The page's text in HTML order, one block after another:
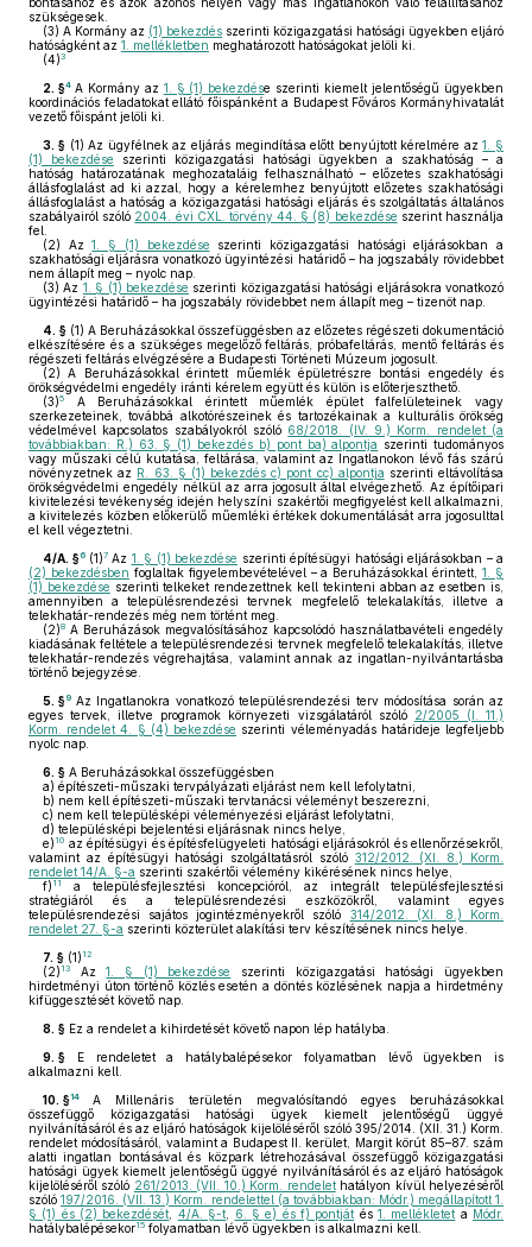
szükségesek.
(3) A Kormány az (1) bekezdés szerinti közigazgatási hatósági ügyekben eljáró
hatóságként az 1. mellékletben meghatározott hatóságokat jelöli ki.
(4)3
2. §4 A Kormány az 1. § (1) bekezdése szerinti kiemelt jelentőségű ügyekben
koordinációs feladatokat ellátó főispánként a Budapest Főváros Kormányhivatalát
vezető főispánt jelöli ki.
3. § (1) Az ügyfélnek az eljárás megindítása előtt benyújtott kérelmére az1. §
(1) bekezdése szerinti közigazgatási hatósági ügyekben a szakhatóság – a
hatóság határozatának meghozataláig felhasználható – előzetes szakhatósági
állásfoglalást ad ki azzal, hogy a kérelemhez benyújtott előzetes szakhatósági
állásfoglalást a hatóság a közigazgatási hatósági eljárás és szolgáltatás általános
szabályairól szóló 2004. évi CXL. törvény 44. § (8) bekezdése szerint használja
fel.
(2) Az1. § (1) bekezdése szerinti közigazgatási hatósági eljárásokban a
szakhatósági eljárásra vonatkozó ügyintézési határidő – ha jogszabály rövidebbet
nem állapít meg – nyolc nap.
(3) Az 1. § (1) bekezdése szerinti közigazgatási hatósági eljárásokra vonatkozó
ügyintézési határidő – ha jogszabály rövidebbet nem állapít meg – tizenöt nap.
4. § (1) A Beruházásokkal összefüggésben az előzetes régészeti dokumentáció
elkészítésére és a szükséges megelőző feltárás, próbafeltárás, mentő feltárás és
régészeti feltárás elvégzésére a Budapesti Történeti Múzeum jogosult.
(2) A Beruházásokkal érintett műemlék épületrészre bontási engedély és
örökségvédelmi engedély iránti kérelem együtt és külön is előterjeszthető.
(3)5
A Beruházásokkal érintett műemlék épület falfelületeinek vagy
szerkezeteinek, továbbá alkotórészeinek és tartozékainak a kulturális örökség
védelmével kapcsolatos szabályokról szóló 68/2018. (IV. 9.) Korm. rendelet (a
továbbiakban: R.) 63. § (1) bekezdés b) pont ba) alpontja szerinti tudományos
vagy műszaki célú kutatása, feltárása, valamint az Ingatlanokon lévő fás szárú
növényzetnek az R. 63. § (1) bekezdés c) pont cc) alpontja szerinti eltávolítása
örökségvédelmi engedély nélkül az arra jogosult által elvégezhető. Az építőipari
kivitelezési tevékenység idején helyszíni szakértői megfigyelést kell alkalmazni,
a kivitelezés közben előkerülő műemléki értékek dokumentálását arra jogosulttal
el kell végeztetni.
4/A. §6 (1)7Az 1. § (1) bekezdése szerinti építésügyi hatósági eljárásokban – a
(2) bekezdésben foglaltak figyelembevételével – a Beruházásokkal érintett,1. §
(1) bekezdése szerinti telkeket rendezettnek kell tekinteni abban az esetben is,
amennyiben a településrendezési tervnek megfelelő telekalakítás, illetve a
telekhatár-rendezés még nem történt meg.
(2)8 A Beruházások megvalósításához kapcsolódó használatbavételi engedély
kiadásának feltétele a településrendezési tervnek megfelelő telekalakítás, illetve
telekhatár-rendezés végrehajtása, valamint annak az ingatlan-nyilvántartásba
történő bejegyzése.
5. §9 Az Ingatlanokra vonatkozó településrendezési terv módosítása során az
egyes tervek, illetve programok környezeti vizsgálatáról szóló 2/2005 (I. 11.)
Korm. rendelet 4. § (4) bekezdése szerinti véleményadás határideje legfeljebb
nyolc nap.
6. § A Beruházásokkal összefüggésben
a) építészeti-műszaki tervpályázati eljárást nem kell lefolytatni,
b) nem kell építészeti-műszaki tervtanácsi véleményt beszerezni,
c) nem kell településképi véleményezési eljárást lefolytatni,
d) településképi bejelentési eljárásnak nincs helye,
e) 10 az építésügyi és építésfelügyeleti hatósági eljárásokról és ellenőrzésekről,
valamint az építésügyi hatósági szolgáltatásról szóló 312/2012. (XI. 8.) Korm.
rendelet 14/A. §-a szerinti szakértői vélemény kikérésének nincs helye,
f) 11
a településfejlesztési koncepcióról, az integrált településfejlesztési
stratégiáról és a településrendezési eszközökről, valamint egyes
településrendezési sajátos jogintézményekről szóló 314/2012. (XI. 8.) Korm.
rendelet 27. §-a szerinti közterület alakítási terv készítésének nincs helye.
7. § (1) 12
(2) 13 Az1. § (1) bekezdése
szerinti közigazgatási hatósági ügyekben
hirdetményi úton történő közlés esetén a döntés közlésének napja a hirdetmény
kifüggesztését követő nap.
8. § Ez a rendelet a kihirdetését követő napon lép hatályba.
9. § E rendeletet a hatálybalépésekor folyamatban lévő ügyekben is
alkalmazni kell.
10. §14
A Millenáris területén megvalósítandó egyes beruházásokkal
összefüggő közigazgatási hatósági ügyek kiemelt jelentőségű üggyé
nyilvánításáról és az eljáró hatóságok kijelöléséről szóló 395/2014. (XII. 31.) Korm.
rendelet módosításáról, valamint a Budapest II. kerület, Margit körút 85–87. szám
alatti ingatlan bontásával és közpark létrehozásával összefüggő közigazgatási
hatósági ügyek kiemelt jelentőségű üggyé nyilvánításáról és az eljáró hatóságok
kijelöléséről szóló 261/2013. (VII. 10.) Korm. rendelethatályon kívül helyezéséről
szóló197/2016. (VII. 13.) Korm. rendelettel (a továbbiakban: Módr.) megállapított 1.
§ (1) és (2) bekezdését
4/A. §-t 6. § e) és f) pontját és 1. mellékletet a Módr.
hatálybalépésekor15 folyamatban lévő ügyekben is alkalmazni kell.